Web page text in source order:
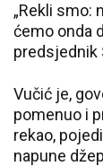
„Rekli smo:
ćemo onda
predsjednik
Vučić je,
pomenuo i
rekao,
napune